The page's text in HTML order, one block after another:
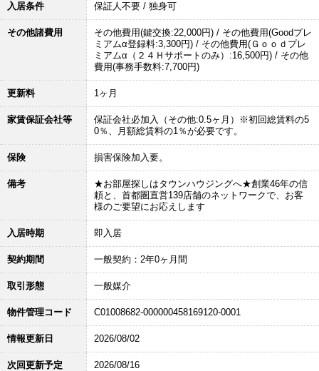
入居条件 保証人不要 / 独身可
その他諸費用
その他費用(鍵交換:22,000円) / その他費用(Goodプレ
ミアムα登録料:3,300円) / その他費用(Ｇｏｏｄプレ
ミアムα（２４Ｈサポートのみ）:16,500円) / その他
費用(事務手数料:7,700円)
更新料 1ヶ月
家賃保証会社等
保証会社必加入（その他:0.5ヶ月）※初回総賃料の5
0％、月額総賃料の1％が必要です。
保険 損害保険加入要。
備考
★お部屋探しはタウンハウジングへ★創業46年の信
頼と、首都圏直営139店舗のネットワークで、お客
様のご要望にお応えします
入居時期 即入居
契約期間 一般契約：2年0ヶ月間
取引形態 一般媒介
物件管理コード C01008682-000000458169120-0001
情報更新日 2026/08/02
次回更新予定 2026/08/16